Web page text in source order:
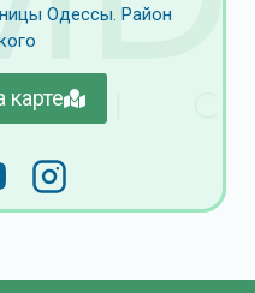
Одессы. Район
карте